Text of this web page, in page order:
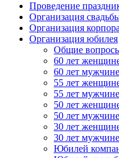
Проведение
Организация
Организация
Организация юбилея
Общие
60 лет
60 лет мужчине
55 лет
55 лет мужчине
50 лет
50 лет мужчине
30 лет
30 лет мужчине
Юбилей